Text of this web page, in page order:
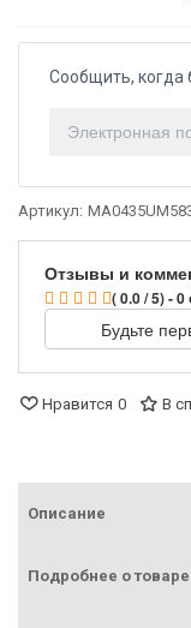
Сообщить, когда
Артикул:
Отзывы и
( 0.0 / 5) -
Будьте
Нравится 0 В
Описание
Подробнее о товаре